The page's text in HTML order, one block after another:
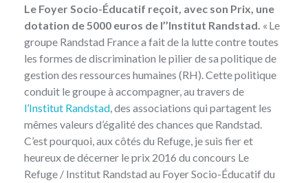
Le Foyer Socio-Éducatif reçoit, avec son Prix, une
dotation de 5000 euros de l’’Institut Randstad. « Le
groupe Randstad France a fait de la lutte contre toutes
les formes de discrimination le pilier de sa politique de
gestion des ressources humaines (RH). Cette politique
conduit le groupe à accompagner, au travers de
l’Institut Randstad, des associations qui partagent les
mêmes valeurs d’égalité des chances que Randstad.
C’est pourquoi, aux côtés du Refuge, je suis fier et
heureux de décerner le prix 2016 du concours Le
Refuge / Institut Randstad au Foyer Socio-Éducatif du